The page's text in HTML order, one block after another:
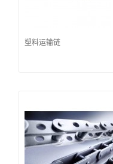
塑料运输链